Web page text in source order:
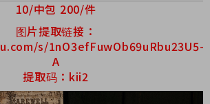
10/中包 200/件
图片提取链接：
s/1nO3efFuwOb69uRbu23U5-
A
提取码：kii2